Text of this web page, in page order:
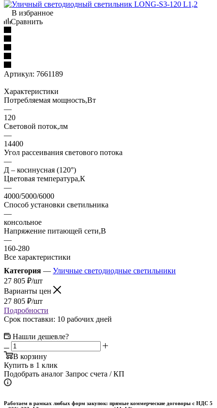
В избранное
Сравнить
Артикул: 7661189
Характеристики
Потребляемая мощность,Вт
—
120
Световой поток,лм
—
14400
Угол рассеивания светового потока
—
Д – косинусная (120°)
Цветовая температура,К
—
4000/5000/6000
Способ установки светильника
—
консольное
Напряжение питающей сети,В
—
160-280
Все характеристики
Категория — Уличные светодиодные светильники
27 805 ₽/шт
Варианты цен
27 805 ₽/шт
Подробности
Срок поставки: 10 рабочих дней
Нашли дешевле?
В корзину
Купить в 1 клик
Подобрать аналог Запрос счета / КП
Работаем в рамках любых форм закупок: прямые коммерческие договоры с НДС 5